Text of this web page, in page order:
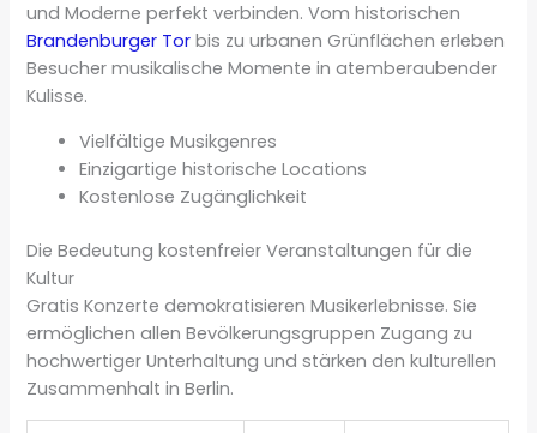
und Moderne perfekt verbinden. Vom historischen
Brandenburger Tor bis zu urbanen Grünflächen erleben
Besucher musikalische Momente in atemberaubender
Kulisse.
Vielfältige Musikgenres
Einzigartige historische Locations
Kostenlose Zugänglichkeit
Die Bedeutung kostenfreier Veranstaltungen für die
Kultur
Gratis Konzerte demokratisieren Musikerlebnisse. Sie
ermöglichen allen Bevölkerungsgruppen Zugang zu
hochwertiger Unterhaltung und stärken den kulturellen
Zusammenhalt in Berlin.